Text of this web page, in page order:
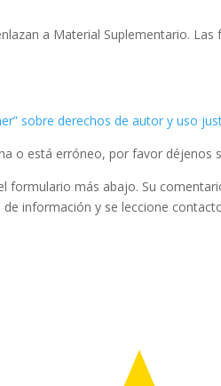
a Material Suplementario.
sobre derechos de autor y uso
o está erróneo, por favor déjenos
formulario más abajo. Su
información y se leccione